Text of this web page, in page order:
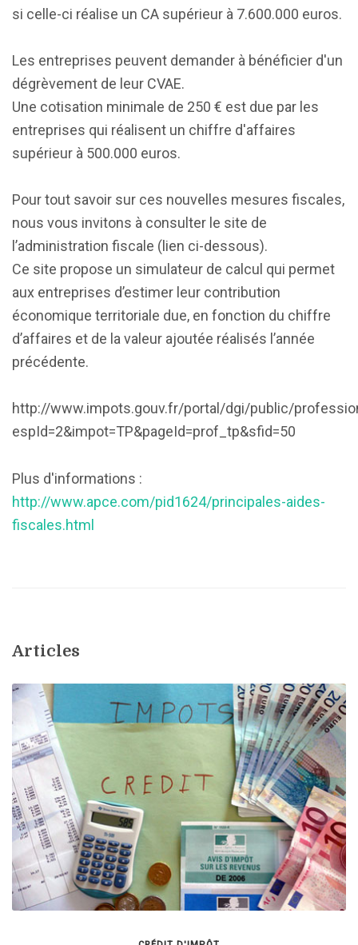
si celle-ci réalise un CA supérieur à 7.600.000 euros.
Les entreprises peuvent demander à bénéficier d'un
dégrèvement de leur CVAE.
Une cotisation minimale de 250 € est due par les
entreprises qui réalisent un chiffre d'affaires
supérieur à 500.000 euros.
Pour tout savoir sur ces nouvelles mesures fiscales,
nous vous invitons à consulter le site de
l’administration fiscale (lien ci-dessous).
Ce site propose un simulateur de calcul qui permet
aux entreprises d’estimer leur contribution
économique territoriale due, en fonction du chiffre
d’affaires et de la valeur ajoutée réalisés l’année
précédente.
http://www.impots.gouv.fr/portal/dgi/public/
espId=2&impot=TP&pageId=prof_tp&sfid=50
Plus d'informations :
http://www.apce.com/pid1624/principales-aides-
fiscales.html
Articles